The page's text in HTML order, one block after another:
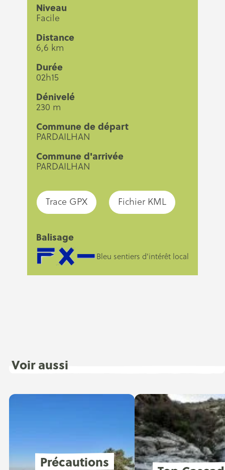
Niveau
Facile
Distance
6,6 km
Durée
02h15
Dénivelé
230 m
Commune de départ
PARDAILHAN
Commune d'arrivée
PARDAILHAN
Trace GPX Fichier KML
Balisage
Bleu sentiers d'intérêt local
Voir aussi
Précautions